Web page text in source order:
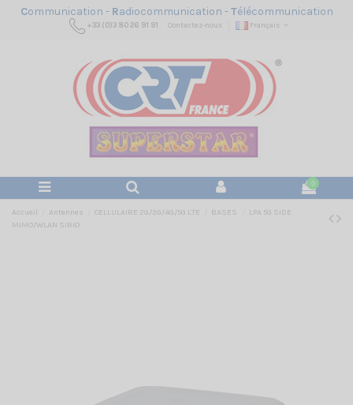
Communication - Radiocommunication -Télécommunication
+33 (0)3 80 26 91 91 Contactez-nous Français
0
Accueil Antennes CELLULAIRE 2G/3G/4G/5G LTE BASES
LPA 5G SIDE
MIMO/WLAN SIRIO